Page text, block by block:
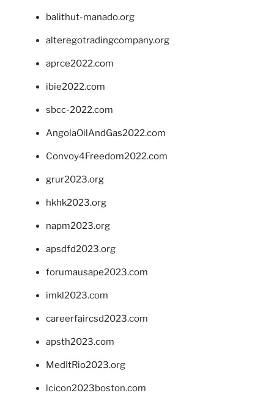
balithut-manado.org
alteregotradingcompany.org
aprce2022.com
ibie2022.com
sbcc-2022.com
AngolaOilAndGas2022.com
Convoy4Freedom2022.com
grur2023.org
hkhk2023.org
napm2023.org
apsdfd2023.org
forumausape2023.com
imkl2023.com
careerfaircsd2023.com
apsth2023.com
MedItRio2023.org
lcicon2023boston.com